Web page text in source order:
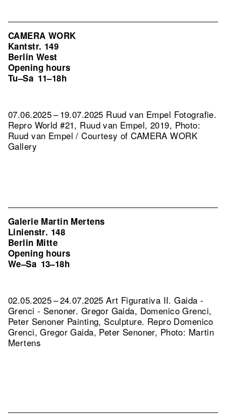
CAMERA WORK
Kantstr. 149
Berlin West
Opening hours
Tu–Sa 11–18h
07.06.2025 – 19.07.2025 Ruud van Empel Fotografie.
Repro World #21, Ruud van Empel, 2019, Photo:
Ruud van Empel / Courtesy of CAMERA WORK
Gallery
Galerie Martin Mertens
Linienstr. 148
Berlin Mitte
Opening hours
We–Sa 13–18h
02.05.2025 – 24.07.2025 Art Figurativa II. Gaida -
Grenci - Senoner. Gregor Gaida, Domenico Grenci,
Peter Senoner Painting, Sculpture. Repro Domenico
Grenci, Gregor Gaida, Peter Senoner, Photo: Martin
Mertens